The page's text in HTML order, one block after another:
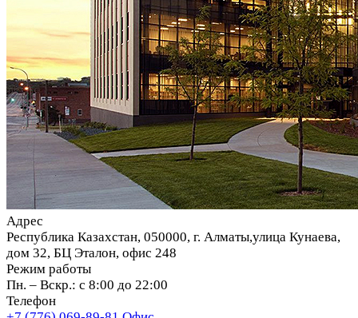
Адрес
Республика Казахстан, 050000, г. Алматы,улица Кунаева,
дом 32, БЦ Эталон, офис 248
Режим работы
Пн. – Вскр.: с 8:00 до 22:00
Телефон